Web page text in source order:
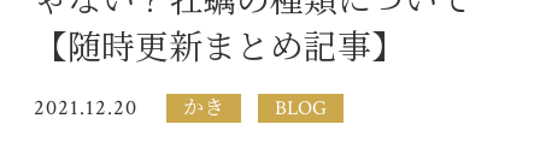
【随時更新まとめ記事】
2021.12.20 かき BLOG